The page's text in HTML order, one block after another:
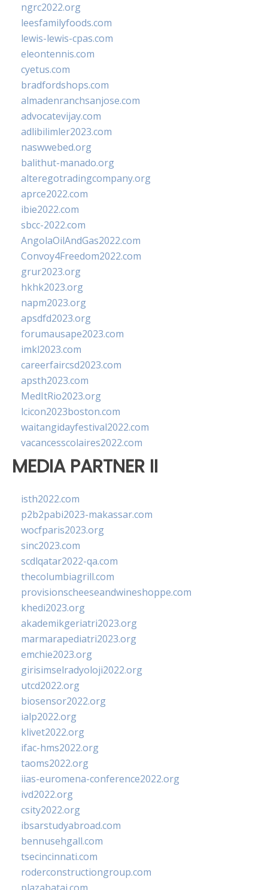
ngrc2022.org
leesfamilyfoods.com
lewis-lewis-cpas.com
eleontennis.com
cyetus.com
bradfordshops.com
almadenranchsanjose.com
advocatevijay.com
adlibilimler2023.com
naswwebed.org
balithut-manado.org
alteregotradingcompany.org
aprce2022.com
ibie2022.com
sbcc-2022.com
AngolaOilAndGas2022.com
Convoy4Freedom2022.com
grur2023.org
hkhk2023.org
napm2023.org
apsdfd2023.org
forumausape2023.com
imkl2023.com
careerfaircsd2023.com
apsth2023.com
MedItRio2023.org
lcicon2023boston.com
waitangidayfestival2022.com
vacancesscolaires2022.com
MEDIA PARTNER II
isth2022.com
p2b2pabi2023-makassar.com
wocfparis2023.org
sinc2023.com
scdlqatar2022-qa.com
thecolumbiagrill.com
provisionscheeseandwineshoppe.com
khedi2023.org
akademikgeriatri2023.org
marmarapediatri2023.org
emchie2023.org
girisimselradyoloji2022.org
utcd2022.org
biosensor2022.org
ialp2022.org
klivet2022.org
ifac-hms2022.org
taoms2022.org
iias-euromena-conference2022.org
ivd2022.org
csity2022.org
ibsarstudyabroad.com
bennusehgall.com
tsecincinnati.com
roderconstructiongroup.com